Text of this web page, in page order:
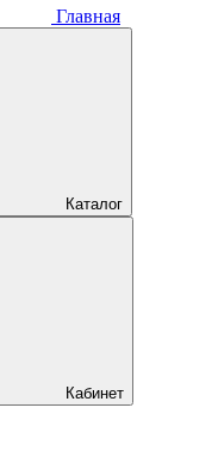
Главная
Каталог
Кабинет